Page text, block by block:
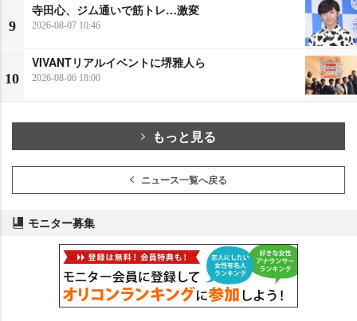
9
寺田心、ジム通いで筋トレ…激変
2026-08-07 10:46
10
VIVANTリアルイベントに堺雅人ら
2026-08-06 18:00
もっと見る
ニュース一覧へ戻る
モニター募集